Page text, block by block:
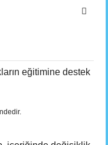
eğitimine destek